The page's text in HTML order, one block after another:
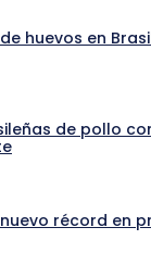
huevos en
de pollo
récord en